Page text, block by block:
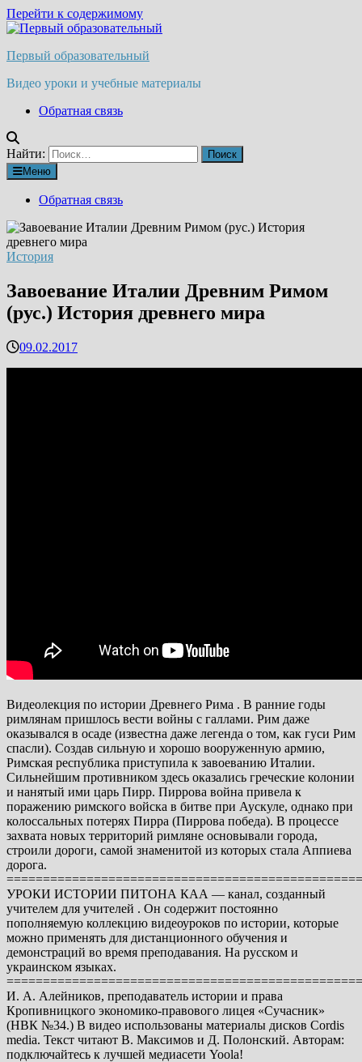
Перейти к содержимому
Первый образовательный
Видео уроки и учебные материалы
Обратная связь
Найти:
Меню
Обратная связь
История
Завоевание Италии Древним Римом
(рус.) История древнего мира
09.02.2017
Видеолекция по истории Древнего Рима . В ранние годы
римлянам пришлось вести войны с галлами. Рим даже
оказывался в осаде (известна даже легенда о том, как гуси Рим
спасли). Создав сильную и хорошо вооруженную армию,
Римская республика приступила к завоеванию Италии.
Сильнейшим противником здесь оказались греческие колонии
и нанятый ими царь Пирр. Пиррова война привела к
поражению римского войска в битве при Аускуле, однако при
колоссальных потерях Пирра (Пиррова победа). В процессе
захвата новых территорий римляне основывали города,
строили дороги, самой знаменитой из которых стала Аппиева
дорога.
УРОКИ ИСТОРИИ ПИТОНА КАА — канал, созданный
учителем для учителей . Он содержит постоянно
пополняемую коллекцию видеоуроков по истории, которые
можно применять для дистанционного обучения и
демонстраций во время преподавания. На русском и
украинском языках.
И. А. Алейников, преподаватель истории и права
Кропивницкого экономико-правового лицея «Сучасник»
(НВК №34.) В видео использованы материалы дисков Cordis
media. Текст читают В. Максимов и Д. Полонский. Авторам:
подключайтесь к лучшей медиасети Yoola!